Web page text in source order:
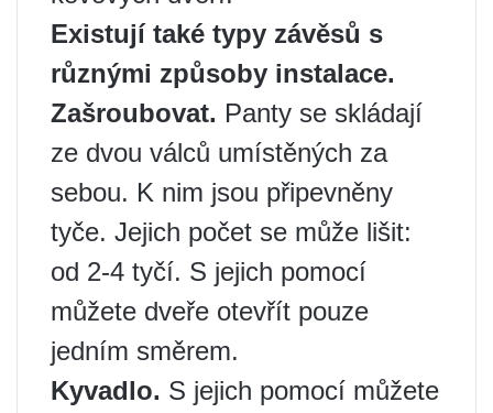
Existují také typy závěsů s
různými způsoby instalace.
Zašroubovat. Panty se skládají
ze dvou válců umístěných za
sebou. K nim jsou připevněny
tyče. Jejich počet se může lišit:
od 2-4 tyčí. S jejich pomocí
můžete dveře otevřít pouze
jedním směrem.
Kyvadlo. S jejich pomocí můžete